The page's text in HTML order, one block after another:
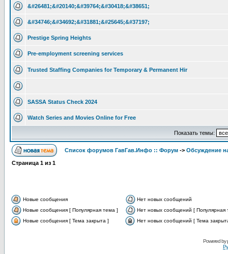
&#26481;&#20140;&#39764;&#30418;&#38651;
&#34746;&#34692;&#31881;&#25645;&#37197;
Prestige Spring Heights
Pre-employment screening services
Trusted Staffing Companies for Temporary & Permanent Hir
SASSA Status Check 2024
Watch Series and Movies Online for Free
Показать темы:
Список форумов ГавГав.Инфо :: Форум -> Обсуждение
Страница 1 из 1
Новые сообщения
Нет новых сообщений
Новые сообщения [ Популярная тема ]
Нет новых сообщений [ Популярная
Новые сообщения [ Тема закрыта ]
Нет новых сообщений [ Тема
Powered by